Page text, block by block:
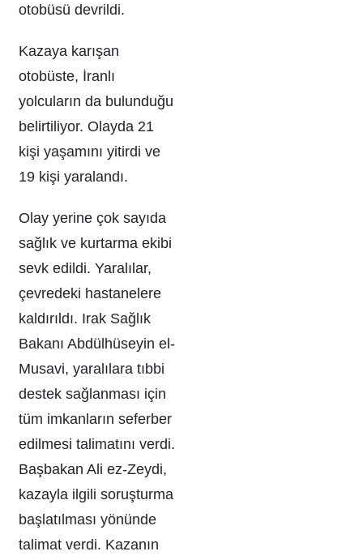
otobüsü devrildi.
Kazaya karışan
otobüste, İranlı
yolcuların da bulunduğu
belirtiliyor. Olayda 21
kişi yaşamını yitirdi ve
19 kişi yaralandı.
Olay yerine çok sayıda
sağlık ve kurtarma ekibi
sevk edildi. Yaralılar,
çevredeki hastanelere
kaldırıldı. Irak Sağlık
Bakanı Abdülhüseyin el-
Musavi, yaralılara tıbbi
destek sağlanması için
tüm imkanların seferber
edilmesi talimatını verdi.
Başbakan Ali ez-Zeydi,
kazayla ilgili soruşturma
başlatılması yönünde
talimat verdi. Kazanın